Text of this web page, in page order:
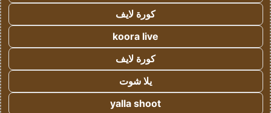
كورة لايف
koora live
كورة لايف
يلا شوت
yalla shoot